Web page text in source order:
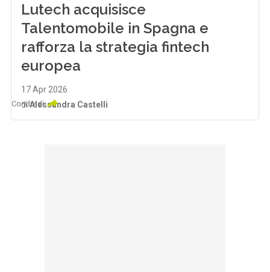
Lutech acquisisce
Talentomobile in Spagna e
rafforza la strategia fintech
europea
17 Apr 2026
diAlessandra Castelli
Condividi